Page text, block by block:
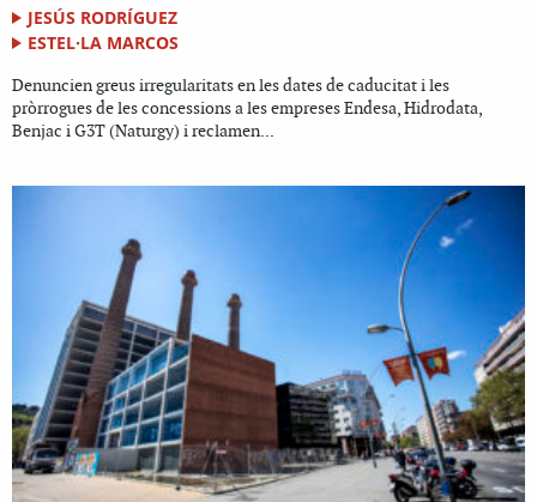
JESÚS RODRÍGUEZ
ESTEL·LA MARCOS
Denuncien greus irregularitats en les dates de caducitat i les
pròrrogues de les concessions a les empreses Endesa, Hidrodata,
Benjac i G3T (Naturgy) i reclamen...